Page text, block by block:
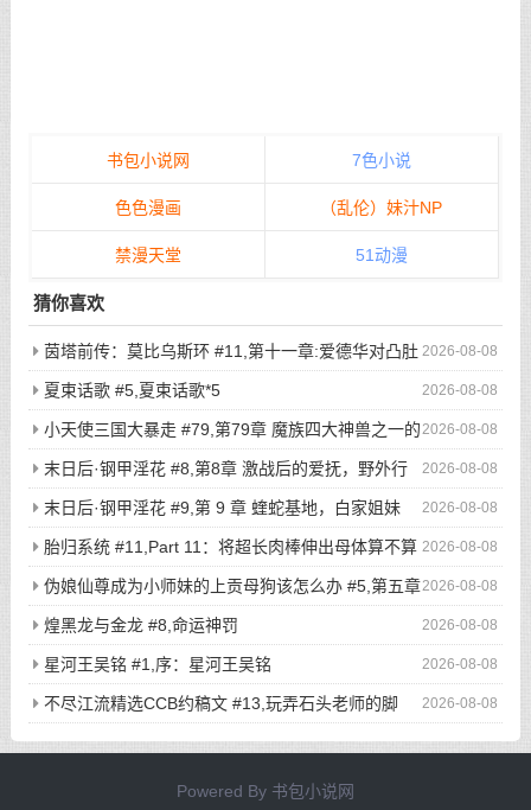
书包小说网 7色小说
色色漫画 （乱伦）妹汁NP
禁漫天堂 51动漫
猜你喜欢
2026-08-08
茵塔前传：莫比乌斯环 #11,第十一章:爱德华对凸肚
脐的温情玩弄，新的冒险启程
2026-08-08
夏束话歌 #5,夏束话歌*5
2026-08-08
小天使三国大暴走 #79,第79章 魔族四大神兽之一的
不死鸟登场，奇葩猎鸡小队被吓的屁滚尿流
2026-08-08
末日后·钢甲淫花 #8,第8章 激战后的爱抚，野外行
走与寸止高潮（2）
2026-08-08
末日后·钢甲淫花 #9,第 9 章 蝰蛇基地，白家姐妹
（1）
2026-08-08
胎归系统 #11,Part 11：将超长肉棒伸出母体算不算
是一种扶她化？
2026-08-08
伪娘仙尊成为小师妹的上贡母狗该怎么办 #5,第五章
驯兽大阵！被刻下奴隶烙印的话，就再也没有翻盘的希望了吧？
2026-08-08
煌黑龙与金龙 #8,命运神罚
2026-08-08
星河王吴铭 #1,序：星河王吴铭
2026-08-08
不尽江流精选CCB约稿文 #13,玩弄石头老师的脚
爪，然后在黑丝爪穴与小穴里面各来一发吧（无偿）
Powered By 书包小说网